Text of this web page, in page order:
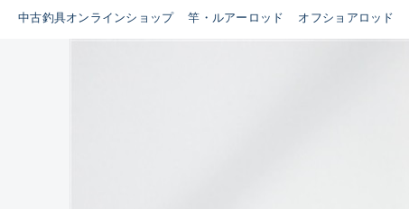
中古釣具オンラインショップ 竿・ルアーロッド オフショアロッド